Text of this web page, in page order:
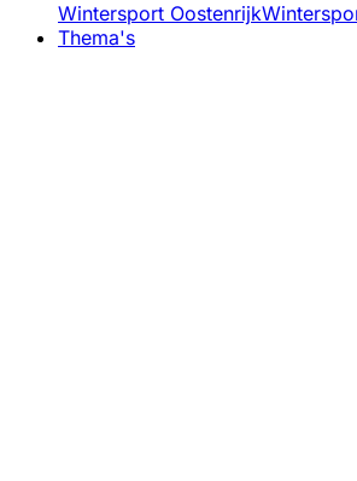
Wintersport Oostenrijk
Thema's